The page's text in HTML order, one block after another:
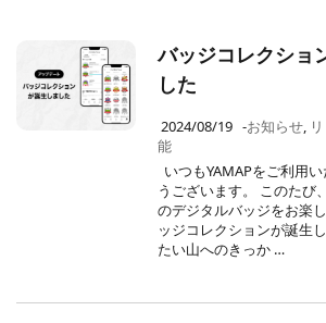
バッジコレクショ
した
2024/08/19 -お知らせ,
能
いつもYAMAPをご利用
うございます。 このたび
のデジタルバッジをお楽
ッジコレクションが誕生
たい山へのきっか …